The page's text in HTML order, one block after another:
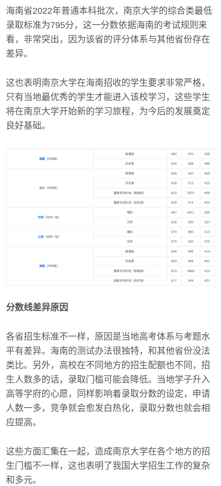
海南省2022年普通本科批次，南京大学的综合类最低
录取标准为795分，这一分数依据海南的考试规则来
看，非常突出，因为该省的评分体系与其他省份存在
差异。
这也表明南京大学在海南招收的学生要求非常严格，
只有当地最优秀的学生才能进入该校学习，这些学生
将在南京大学开始新的学习旅程，为今后的发展奠定
良好基础。
分数线差异原因
各省招生标准不一样，原因是当地高考体系与考题水
平有差异。海南的测试办法很独特，和其他省份没法
类比。另外，高校在不同地方的招生配额也不同，招
生人数多的话，录取门槛可能会降低。当地学子升入
高等学府的心愿，同样影响着录取分数的设定，申请
人数一多，竞争就会愈发白热化，录取分数也就会相
应提高。
这些方面汇集在一起，造成南京大学在各个地方的招
生门槛不一样，这也表明了我国大学招生工作的复杂
和多元。